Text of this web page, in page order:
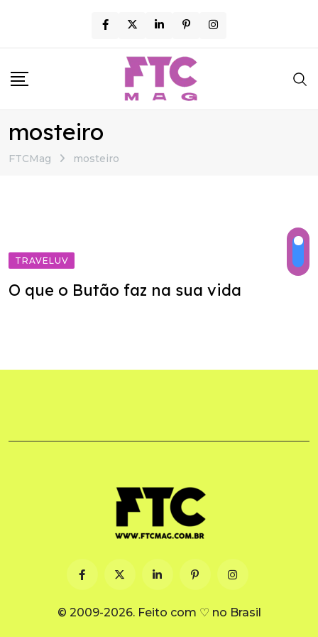
content
mosteiro
FTCMag mosteiro
TRAVELUV
O que o Butão faz na sua vida
© 2009-2026. Feito com ♡ no Brasil